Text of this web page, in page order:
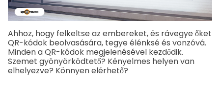
Ahhoz, hogy felkeltse az embereket, és rávegye őket
QR-kódok beolvasására, tegye élénksé és vonzóvá.
Minden a QR-kódok megjelenésével kezdődik.
Szemet gyönyörködtető? Kényelmes helyen van
elhelyezve? Könnyen elérhető?